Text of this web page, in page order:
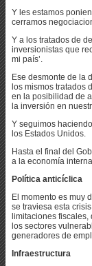
Y les estamos
cerramos
Y a los tratados de
inversionistas que
mi país’.
Ese desmonte de la
los mismos tratados
en la posibilidad de
la inversión en
Y seguimos
los Estados Unidos.
Hasta el final del
a la economía
Política anticíclica
El momento es muy
se traviesa esta
limitaciones
los sectores
generadores de
Infraestructura